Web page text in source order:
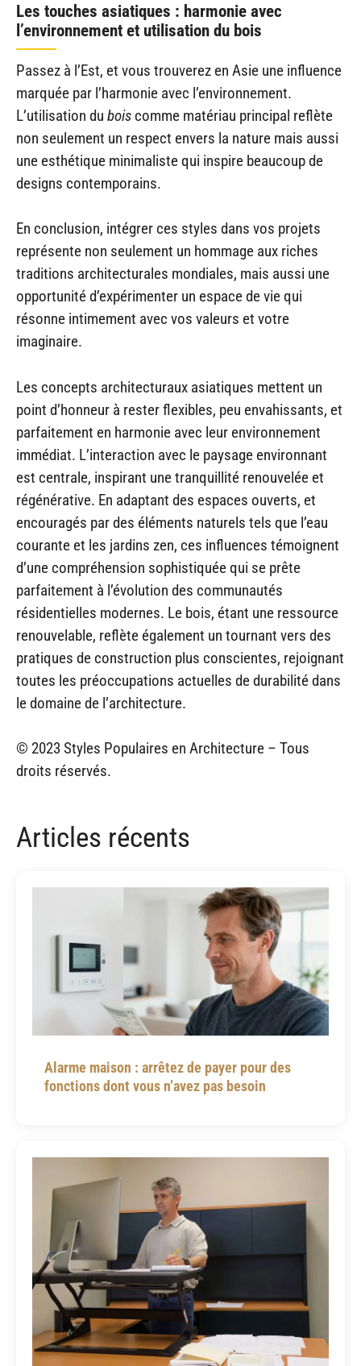
Les touches asiatiques : harmonie avec
l’environnement et utilisation du bois
Passez à l’Est, et vous trouverez en Asie une influence
marquée par l’harmonie avec l’environnement.
L’utilisation du bois comme matériau principal reflète
non seulement un respect envers la nature mais aussi
une esthétique minimaliste qui inspire beaucoup de
designs contemporains.
En conclusion, intégrer ces styles dans vos projets
représente non seulement un hommage aux riches
traditions architecturales mondiales, mais aussi une
opportunité d’expérimenter un espace de vie qui
résonne intimement avec vos valeurs et votre
imaginaire.
Les concepts architecturaux asiatiques mettent un
point d’honneur à rester flexibles, peu envahissants, et
parfaitement en harmonie avec leur environnement
immédiat. L’interaction avec le paysage environnant
est centrale, inspirant une tranquillité renouvelée et
régénérative. En adaptant des espaces ouverts, et
encouragés par des éléments naturels tels que l’eau
courante et les jardins zen, ces influences témoignent
d’une compréhension sophistiquée qui se prête
parfaitement à l’évolution des communautés
résidentielles modernes. Le bois, étant une ressource
renouvelable, reflète également un tournant vers des
pratiques de construction plus conscientes, rejoignant
toutes les préoccupations actuelles de durabilité dans
le domaine de l’architecture.
© 2023 Styles Populaires en Architecture – Tous
droits réservés.
Articles récents
Alarme maison : arrêtez de payer pour des
fonctions dont vous n’avez pas besoin